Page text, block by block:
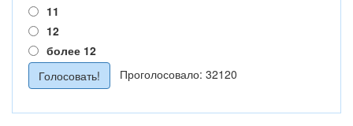
11
12
более 12
Проголосовало: 32120